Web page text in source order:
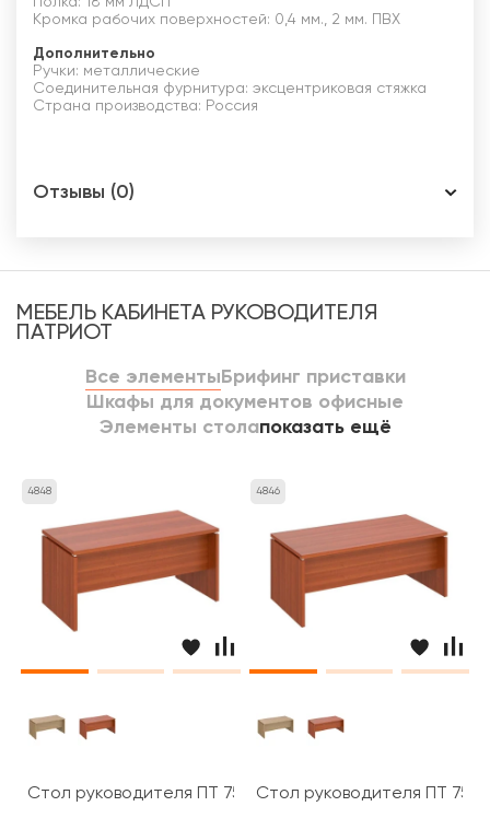
Кромка рабочих поверхностей: 0,4 мм., 2 мм. ПВХ
Дополнительно
Ручки: металлические
Соединительная фурнитура: эксцентриковая стяжка
Страна производства: Россия
Отзывы (0)
МЕБЕЛЬ КАБИНЕТА РУКОВОДИТЕЛЯ
ПАТРИОТ
Все элементы Брифинг приставки
Шкафы для документов офисные
Элементы столапоказать ещё
4848
Стол руководителя ПТ 757 Patriot
4846
Стол руководителя ПТ 758